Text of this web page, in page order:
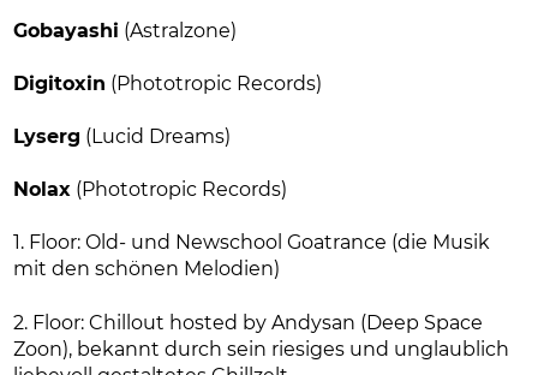
Gobayashi (Astralzone)
Digitoxin (Phototropic Records)
Lyserg (Lucid Dreams)
Nolax (Phototropic Records)
1. Floor: Old- und Newschool Goatrance (die Musik
mit den schönen Melodien)
2. Floor: Chillout hosted by Andysan (Deep Space
Zoon), bekannt durch sein riesiges und unglaublich